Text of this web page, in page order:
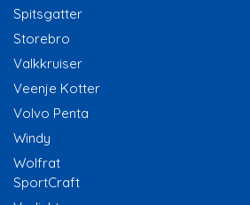
Spitsgatter
Storebro
Valkkruiser
Veenje Kotter
Volvo Penta
Windy
Wolfrat
SportCraft